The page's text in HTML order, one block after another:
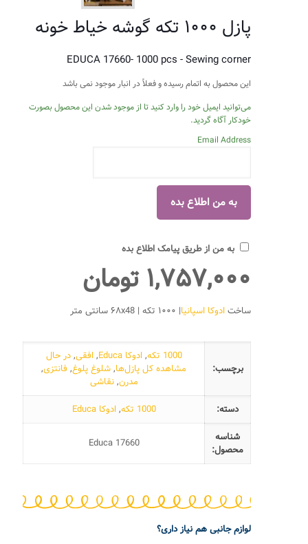
پازل ۱۰۰۰ تکه گوشه خیاط خونه
EDUCA 17660- 1000 pcs - Sewing corner
این محصول به اتمام رسیده و فعلاً در انبار موجود نمی باشد
می‌توانید ایمیل خود را وارد کنید تا از موجود شدن این محصول بصورت
خودکار آگاه گردید.
Email Address
به من از طریق پیامک اطلاع بده
۱,۷۵۷,۰۰۰ تومان
ساختادوکا اسپانیا| ۱۰۰۰ تکه | ۶۸x48 سانتی متر
برچسب:
1000 تکه ,ادوکا Educa ,افقی,در حال
مشاهده کل پازل‌ها,شلوغ پلوغ, فانتزی,
مدرن,نقاشی
دسته:
1000 تکه ,ادوکا Educa
شناسه
محصول:
Educa 17660
لوازم جانبی هم نیاز داری؟